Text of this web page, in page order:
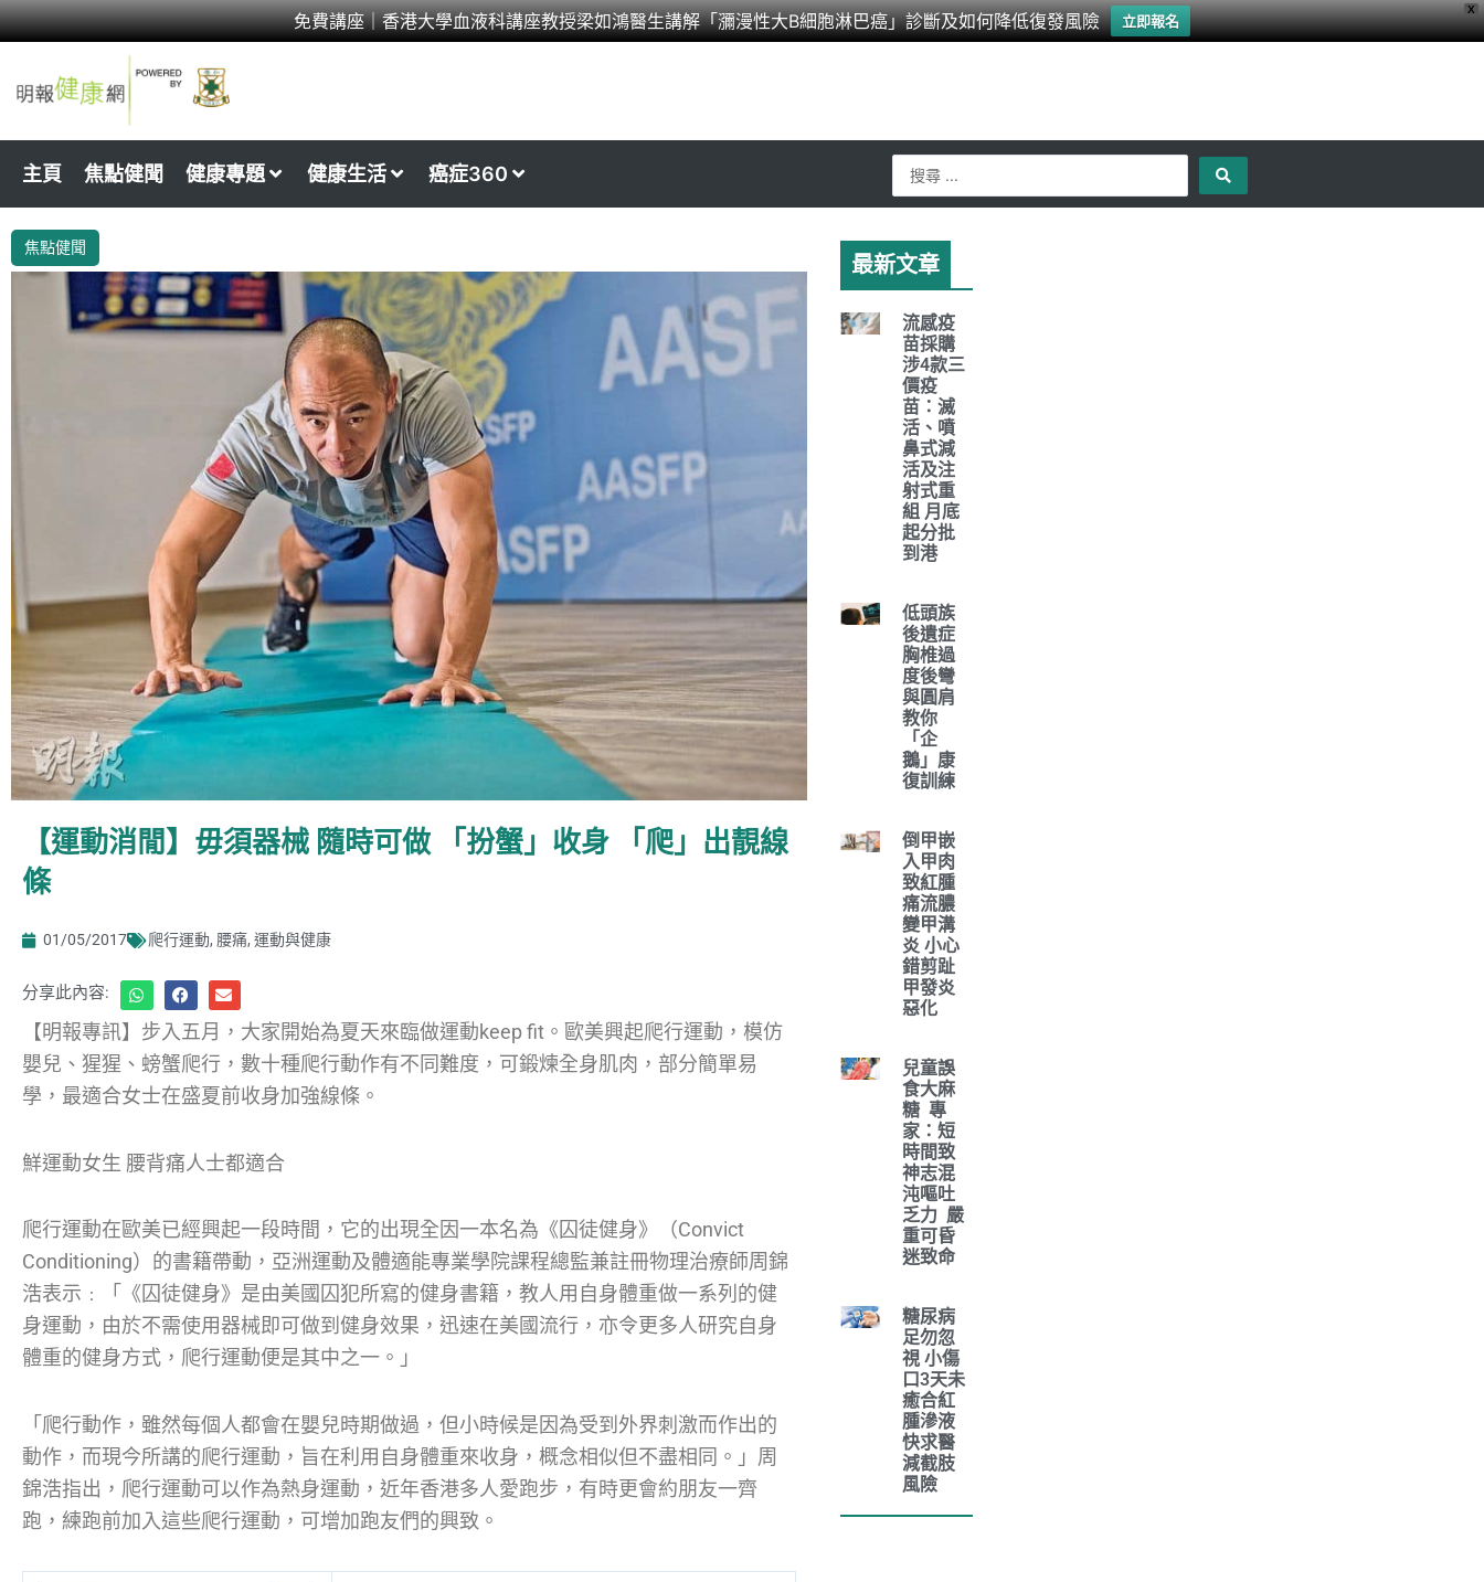
X
免費講座｜香港大學血液科講座教授梁如鴻醫生講解「瀰漫性大B細胞淋巴癌」診斷及如何降低復發風險 立即報名
Skip
to
content
主頁 焦點健聞 健康專題 健康生活 癌症360
Search
...
焦點健聞
【運動消閒】毋須器械 隨時可做 「扮蟹」收身 「爬」出靚線
條
01/05/2017 爬行運動, 腰痛, 運動與健康
分享此內容:
【明報專訊】步入五月，大家開始為夏天來臨做運動keep fit。歐美興起爬行運動，模仿
嬰兒、猩猩、螃蟹爬行，數十種爬行動作有不同難度，可鍛煉全身肌肉，部分簡單易
學，最適合女士在盛夏前收身加強線條。
鮮運動女生 腰背痛人士都適合
爬行運動在歐美已經興起一段時間，它的出現全因一本名為《囚徒健身》（Convict
Conditioning）的書籍帶動，亞洲運動及體適能專業學院課程總監兼註冊物理治療師周錦
浩表示﹕「《囚徒健身》是由美國囚犯所寫的健身書籍，教人用自身體重做一系列的健
身運動，由於不需使用器械即可做到健身效果，迅速在美國流行，亦令更多人研究自身
體重的健身方式，爬行運動便是其中之一。」
「爬行動作，雖然每個人都會在嬰兒時期做過，但小時候是因為受到外界刺激而作出的
動作，而現今所講的爬行運動，旨在利用自身體重來收身，概念相似但不盡相同。」周
錦浩指出，爬行運動可以作為熱身運動，近年香港多人愛跑步，有時更會約朋友一齊
跑，練跑前加入這些爬行運動，可增加跑友們的興致。
最新文章
流感疫
苗採購
涉4款三
價疫
苗：滅
活、噴
鼻式減
活及注
射式重
組 月底
起分批
到港
低頭族
後遺症
胸椎過
度後彎
與圓肩
教你
「企
鵝」康
復訓練
倒甲嵌
入甲肉
致紅腫
痛流膿
變甲溝
炎 小心
錯剪趾
甲發炎
惡化
兒童誤
食大麻
糖 專
家：短
時間致
神志混
沌嘔吐
乏力 嚴
重可昏
迷致命
糖尿病
足勿忽
視 小傷
口3天未
癒合紅
腫滲液
快求醫
減截肢
風險